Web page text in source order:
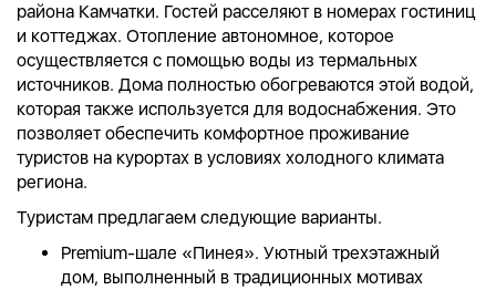
района Камчатки. Гостей расселяют в номерах гостиниц
и коттеджах. Отопление автономное, которое
осуществляется с помощью воды из термальных
источников. Дома полностью обогреваются этой водой,
которая также используется для водоснабжения. Это
позволяет обеспечить комфортное проживание
туристов на курортах в условиях холодного климата
региона.
Туристам предлагаем следующие варианты.
Premium-шале «Пинея». Уютный трехэтажный
дом, выполненный в традиционных мотивах